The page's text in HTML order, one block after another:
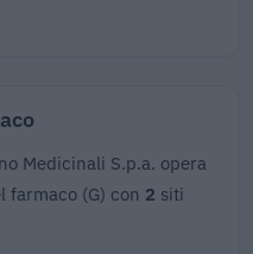
Medicinali S.p.a. opera
(G) con 2 siti